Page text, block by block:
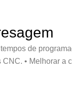
de
• Melhorar